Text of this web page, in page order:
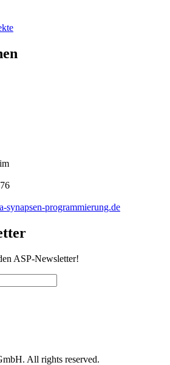
synapsen-programmierung.de
ASP-Newsletter!
All rights reserved.